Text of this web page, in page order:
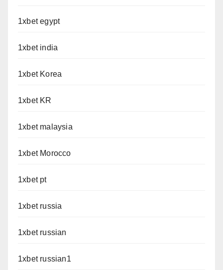
1xbet egypt
1xbet india
1xbet Korea
1xbet KR
1xbet malaysia
1xbet Morocco
1xbet pt
1xbet russia
1xbet russian
1xbet russian1